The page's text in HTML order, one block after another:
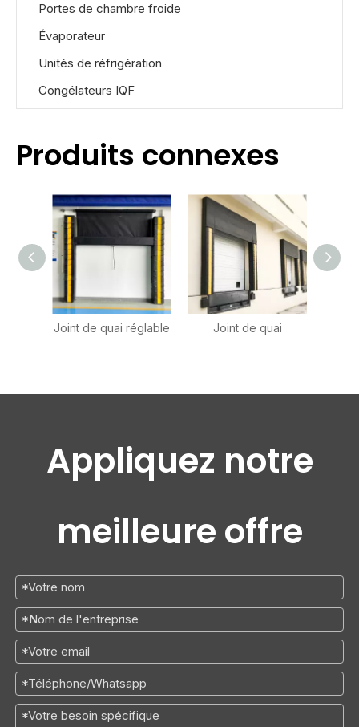
Portes de chambre froide
Évaporateur
Unités de réfrigération
Congélateurs IQF
Produits connexes
Joint de quai réglable Joint de quai
Appliquez notre
meilleure offre